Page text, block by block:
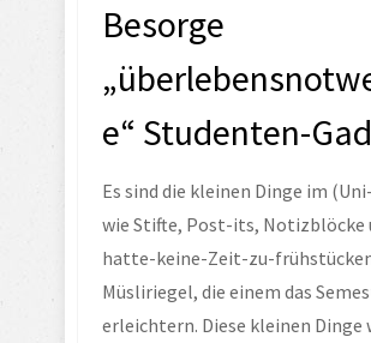
Besorge
e“ Studenten-
Es sind die kleinen Dinge im
wie Stifte, Post-its, Notizblöcke
hatte-keine-Zeit-zu-
Müsliriegel, die einem das
erleichtern. Diese kleinen Dinge